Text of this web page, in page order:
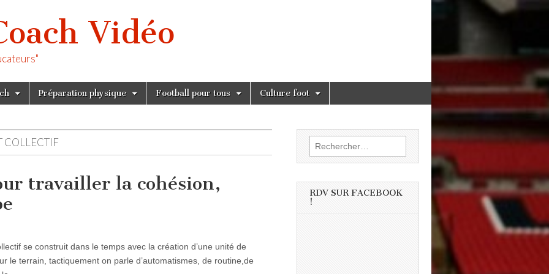
Vidéo
Préparation physique Football pour tous Culture foot
COLLECTIF
travailler la cohésion,
se construit dans le temps avec la création d’une unité de
le terrain, tactiquement on parle d’automatismes, de routine,de
Rechercher :
RDV SUR FACEBOOK
!